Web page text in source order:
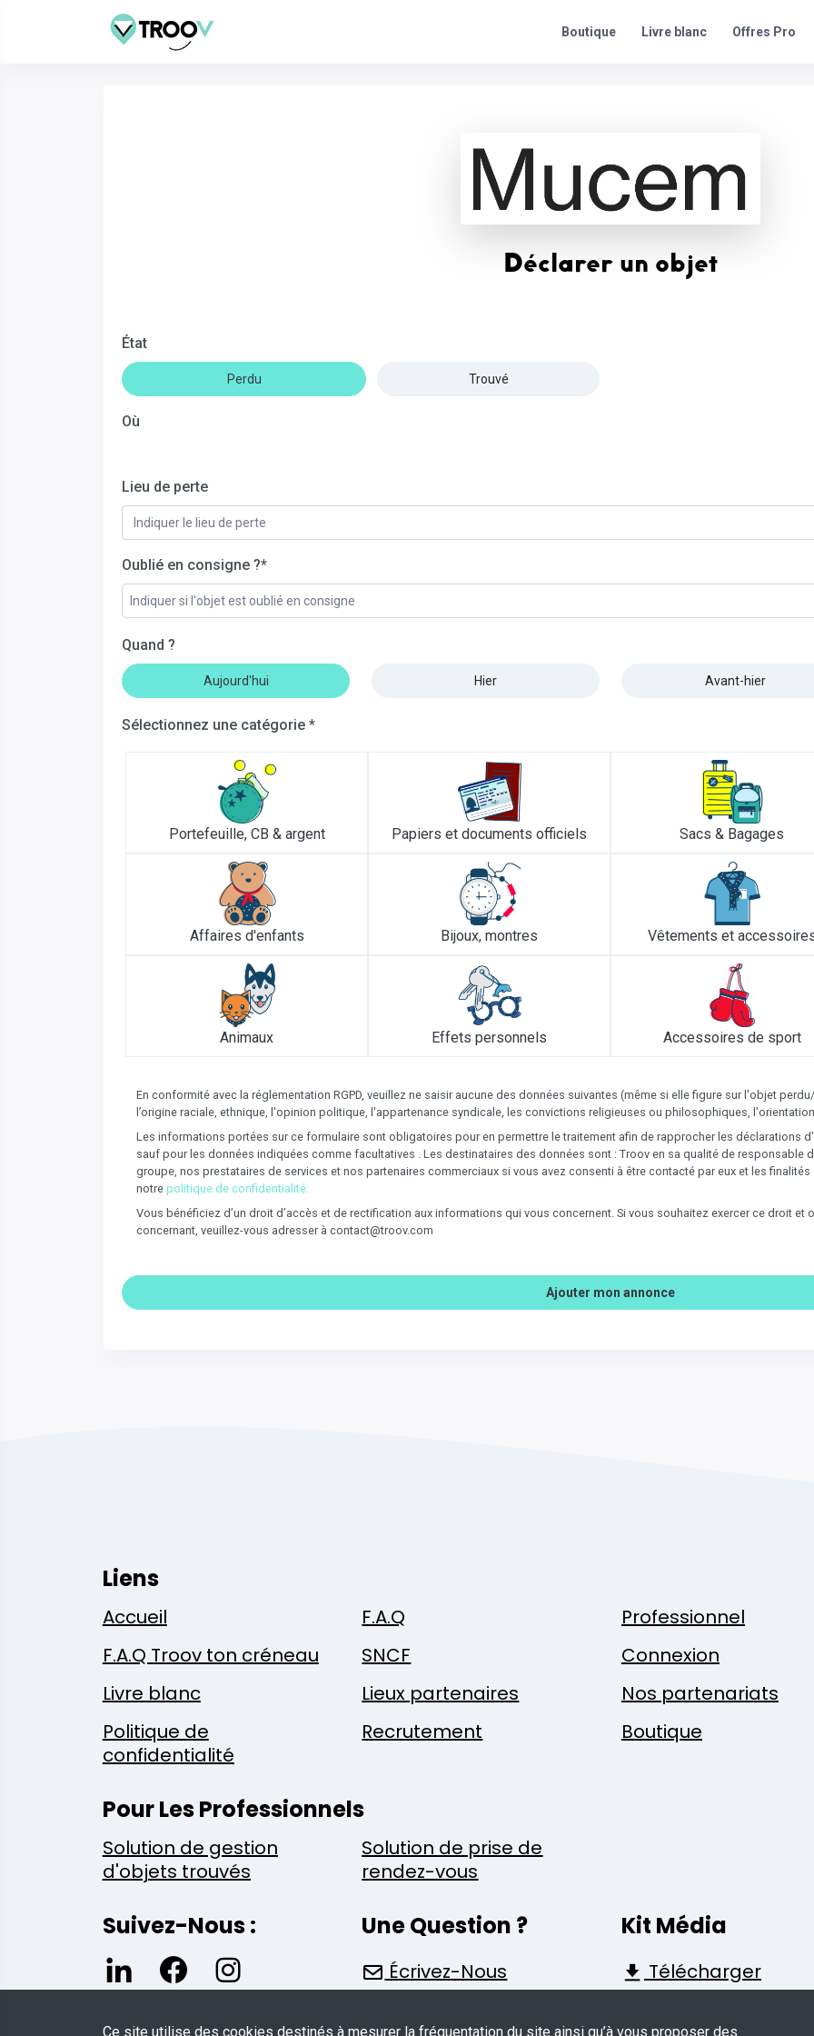
Boutique Livre blanc Offres Pro
Déclarer un objet
État
Perdu Trouvé
Où
Lieu de perte
Oublié en consigne ?*
Indiquer si l'objet est oublié en consigne
Quand ?
Aujourd'hui Hier Avant-hier
Sélectionnez une catégorie *
Portefeuille, CB & argent Papiers et documents officiels Sacs & Bagages
Affaires d'enfants Bijoux, montres Vêtements et
Animaux Effets personnels Accessoires de sport
En conformité avec la réglementation RGPD, veuillez ne saisir aucune des données suivantes (même si elle figure sur l'objet
l’origine raciale, ethnique, l'opinion politique, l'appartenance syndicale, les convictions religieuses ou philosophiques,
Les informations portées sur ce formulaire sont obligatoires pour en permettre le traitement afin de rapprocher les déclarations
sauf pour les données indiquées comme facultatives . Les destinataires des données sont : Troov en sa qualité de responsable
groupe, nos prestataires de services et nos partenaires commerciaux si vous avez consenti à être contacté par eux et les
notre politique de confidentialité.
Vous bénéficiez d’un droit d’accès et de rectification aux informations qui vous concernent. Si vous souhaitez exercer ce droit
concernant, veuillez-vous adresser à contact@troov.com
Ajouter mon annonce
Liens
Accueil F.A.Q
Professionnel
F.A.Q Troov ton créneau
SNCF
Connexion
Livre blanc
Lieux partenaires
Nos partenariats
Politique de
confidentialité
Recrutement Boutique
Pour Les Professionnels
Solution de gestion
d'objets trouvés
Solution de prise de
rendez-vous
Suivez-Nous : Une Question ?
Écrivez-Nous
Kit Média
Télécharger
Ce site utilise des cookies destinés à mesurer la fréquentation du site ainsi qu’à vous proposer des